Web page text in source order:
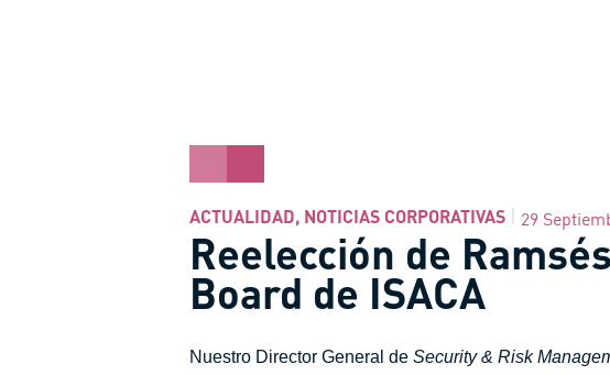
ACTUALIDAD, NOTICIAS CORPORATIVAS 29
Reelección de
Board de ISACA
Nuestro Director General de Security & Risk